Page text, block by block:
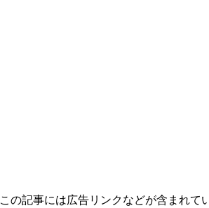
この記事には広告リンクなどが含まれて